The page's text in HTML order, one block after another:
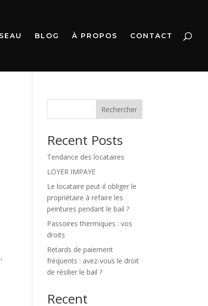
BLOG À PROPOS CONTACT
Rechercher
Recent Posts
Tendance des locataires
LOYER IMPAYE
Le locataire peut-il obliger le
propriétaire à refaire les
peintures pendant le bail ?
Passoires thermiques : vos
droits
Retards de paiement
fréquents : avez-vous le droit
de résilier le bail ?
Recent